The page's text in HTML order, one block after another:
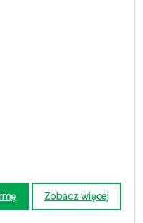
Zobacz więcej